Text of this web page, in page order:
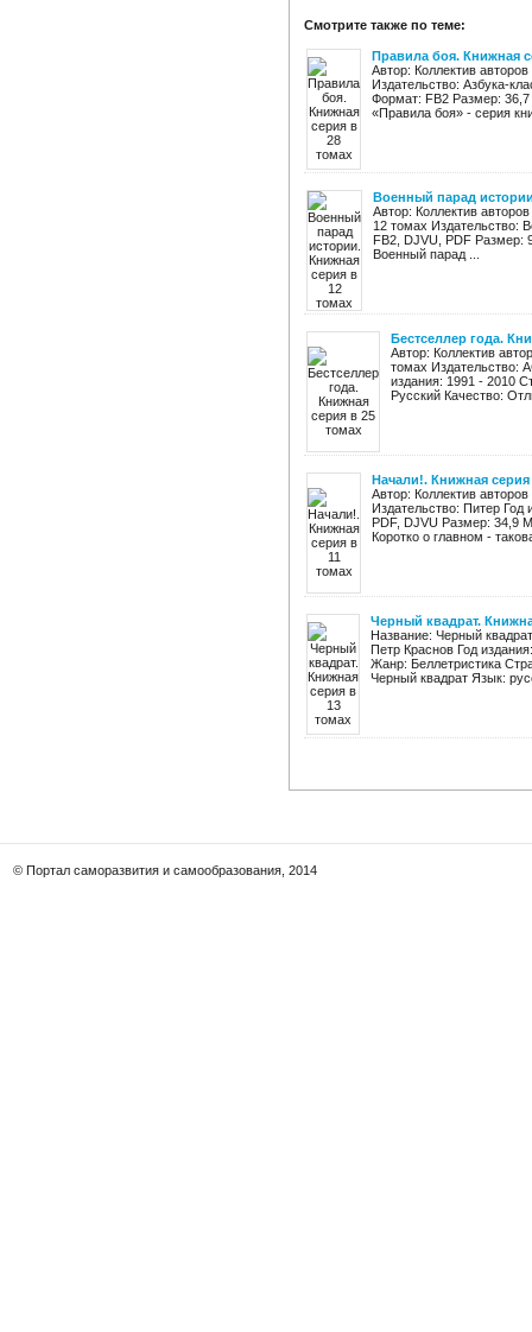
Смотрите также по теме:
Правила боя. Книжная
Автор: Коллектив
Издательство: Азбука-
Формат: FB2 Размер:
«Правила боя» - серия
Военный парад
Автор: Коллектив
12 томах Издательство:
FB2, DJVU, PDF Размер:
Военный парад ...
Бестселлер года.
Автор: Коллектив
томах Издательство:
издания: 1991 - 2010
Русский Качество:
Начали!. Книжная серия
Автор: Коллектив
Издательство: Питер
PDF, DJVU Размер: 34,9
Коротко о главном -
Черный квадрат.
Название: Черный
Петр Краснов Год
Жанр: Беллетристика
Черный квадрат Язык:
© Портал саморазвития и самообразования, 2014